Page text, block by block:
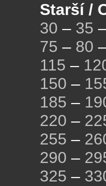
Starší /
30 – 35
75 – 80
115 –
150 –
185 –
220 –
255 –
290 –
325 –